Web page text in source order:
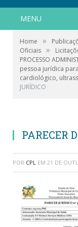
MENU
Home »
Oficiais »
PROCESSO
pessoa jurídica
cardiológico,
JURÍDICO
PARECER
POR CPL EM 21 DE